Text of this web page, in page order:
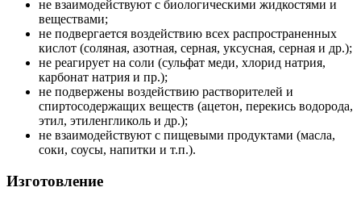
не взаимодействуют с биологическими жидкостями и
веществами;
не подвергается воздействию всех распространенных
кислот (соляная, азотная, серная, уксусная, серная и др.);
не реагирует на соли (сульфат меди, хлорид натрия,
карбонат натрия и пр.);
не подвержены воздействию растворителей и
спиртосодержащих веществ (ацетон, перекись водорода,
этил, этиленгликоль и др.);
не взаимодействуют с пищевыми продуктами (масла,
соки, соусы, напитки и т.п.).
Изготовление